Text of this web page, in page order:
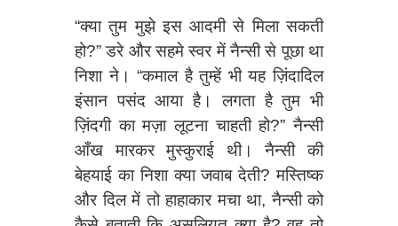
“क्या तुम मुझे इस आदमी से मिला सकती
हो?” डरे और सहमे स्वर में नैन्सी से पूछा था
निशा ने। “कमाल है तुम्हें भी यह ज़िंदादिल
इंसान पसंद आया है। लगता है तुम भी
ज़िंदगी का मज़ा लूटना चाहती हो?” नैन्सी
आँख मारकर मुस्कुराई थी। नैन्सी की
बेहयाई का निशा क्या जवाब देती? मस्तिष्क
और दिल में तो हाहाकार मचा था, नैन्सी को